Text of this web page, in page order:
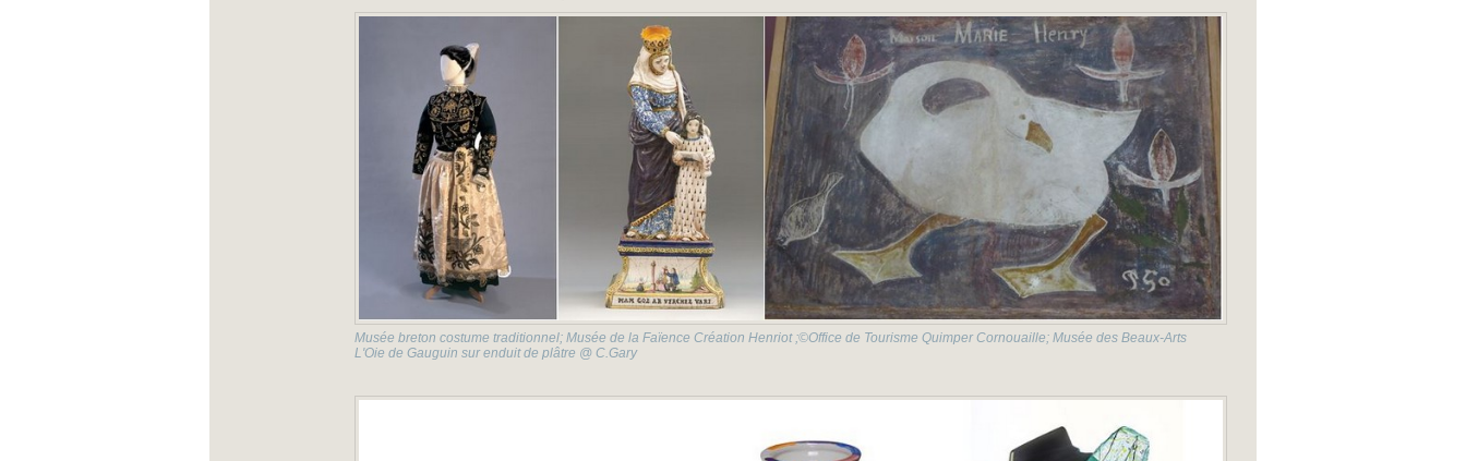
Musée breton costume traditionnel; Musée de la Faïence Création Henriot ;©Office de Tourisme Quimper Cornouaille; Musée des Beaux-Arts
L'Oie de Gauguin sur enduit de plâtre @ C.Gary